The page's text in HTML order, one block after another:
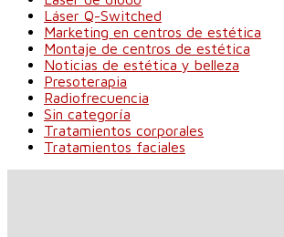
Láser Q-Switched
Marketing en centros de estética
Montaje de centros de estética
Noticias de estética y belleza
Presoterapia
Radiofrecuencia
Sin categoría
Tratamientos corporales
Tratamientos faciales